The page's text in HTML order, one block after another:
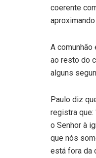
coerente
aproximando
A
ao resto do
alguns
Paulo diz
registra que:
o Senhor à
que nós
está fora da